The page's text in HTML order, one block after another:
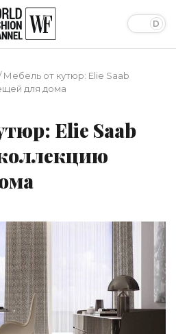
Мебель от кутюр: Elie Saab
для дома
Elie Saab